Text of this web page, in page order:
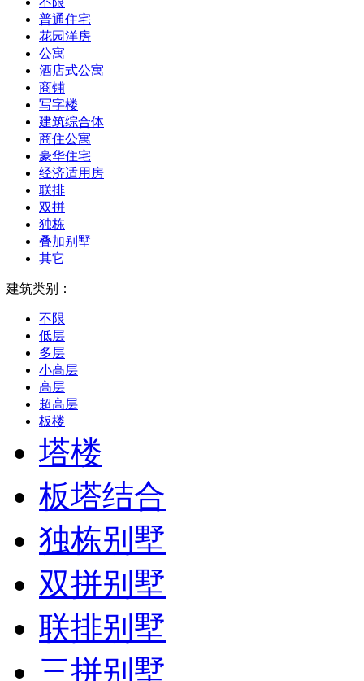
普通住宅
花园洋房
公寓
酒店式公寓
商铺
写字楼
建筑综合体
商住公寓
豪华住宅
经济适用房
联排
双拼
独栋
叠加别墅
其它
建筑类别：
不限
低层
多层
小高层
高层
超高层
板楼
塔楼
板塔结合
独栋别墅
双拼别墅
联排别墅
三拼别墅